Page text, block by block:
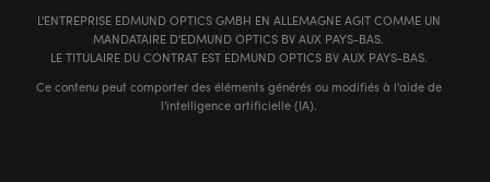
L'ENTREPRISE EDMUND OPTICS GMBH EN ALLEMAGNE AGIT COMME UN
MANDATAIRE D'EDMUND OPTICS BV AUX PAYS-BAS.
LE TITULAIRE DU CONTRAT EST EDMUND OPTICS BV AUX PAYS-BAS.
Ce contenu peut comporter des éléments générés ou modifiés à l'aide de
l'intelligence artificielle (IA).